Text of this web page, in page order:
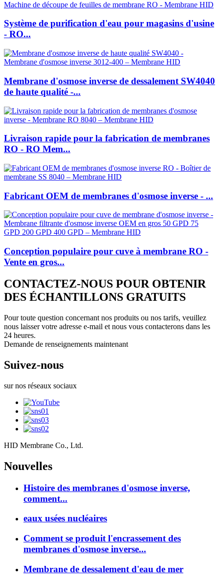
Système de purification d'eau pour magasins d'usine
- RO...
Membrane d'osmose inverse de dessalement SW4040
de haute qualité -...
Livraison rapide pour la fabrication de membranes
RO - RO Mem...
Fabricant OEM de membranes d'osmose inverse - ...
Conception populaire pour cuve à membrane RO -
Vente en gros...
CONTACTEZ-NOUS POUR OBTENIR
DES ÉCHANTILLONS GRATUITS
Pour toute question concernant nos produits ou nos tarifs, veuillez
nous laisser votre adresse e-mail et nous vous contacterons dans les
24 heures.
Demande de renseignements maintenant
Suivez-nous
sur nos réseaux sociaux
HID Membrane Co., Ltd.
Nouvelles
Histoire des membranes d'osmose inverse,
comment...
eaux usées nucléaires
Comment se produit l'encrassement des
membranes d'osmose inverse...
Membrane de dessalement d'eau de mer